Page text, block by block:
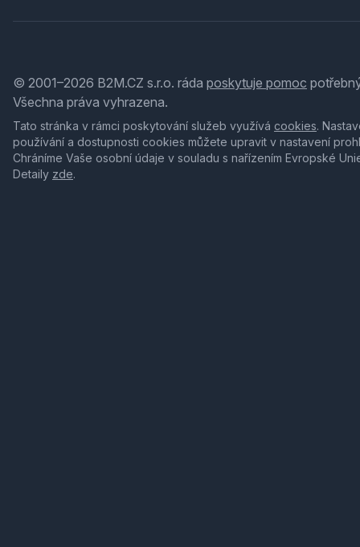
© 2001–2026 B2M.CZ s.r.o. ráda poskytuje pomoc
Všechna práva vyhrazena.
Tato stránka v rámci poskytování služeb využívá cookies.
používání a dostupnosti cookies můžete upravit v nastavení
Chráníme Vaše osobní údaje v souladu s nařízením Evropské
Detaily zde.